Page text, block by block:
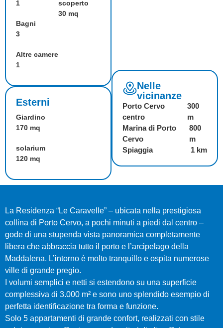
1
Bagni
3
Altre camere
1
scoperto
30 mq
Esterni
Giardino
170 mq
solarium
120 mq
Nelle
vicinanze
Porto Cervo
centro
300
m
Marina di Porto
Cervo
800
m
Spiaggia
1 km
La Residenza “Le Caravelle” – ubicata nella prestigiosa
collina di Porto Cervo, a pochi minuti a piedi dal centro –
gode di una stupenda vista panoramica completamente
libera che abbraccia tutto il porto e l’arcipelago della
Maddalena. L’intorno è molto tranquillo e ospita numerose
ville di grande pregio.
I volumi semplici e netti si estendono su una superficie
complessiva di 3.000 m² e sono uno splendido esempio di
perfetta identificazione tra forma e funzione.
Solo 5 appartamenti di grande confort, realizzati con stile